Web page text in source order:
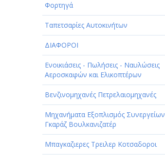
Φορτηγά
Ταπετσαρίες Αυτοκινήτων
ΔΙΑΦΟΡΟΙ
Ενοικιάσεις - Πωλήσεις - Ναυλώσεις
Αεροσκαφών και Ελικοπτέρων
Βενζινομηχανές Πετρελαιομηχανές
Μηχανήματα Εξοπλισμός Συνεργείων
Γκαράζ Βουλκανιζατέρ
Μπαγκαζιερες Τρειλερ Κοτσαδοροι